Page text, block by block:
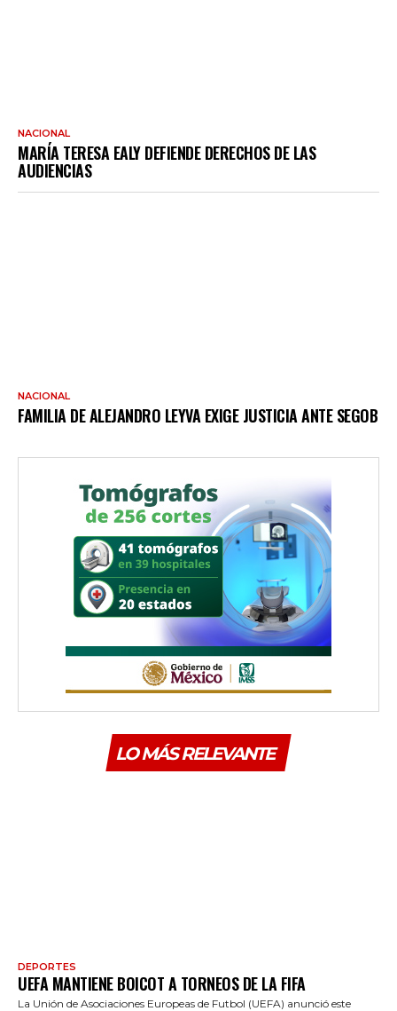
NACIONAL
MARÍA TERESA EALY DEFIENDE DERECHOS DE LAS
AUDIENCIAS
NACIONAL
FAMILIA DE ALEJANDRO LEYVA EXIGE JUSTICIA ANTE SEGOB
LO MÁS RELEVANTE
DEPORTES
UEFA MANTIENE BOICOT A TORNEOS DE LA FIFA
La Unión de Asociaciones Europeas de Futbol (UEFA) anunció este